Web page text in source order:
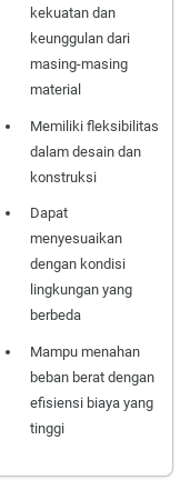
kekuatan dan
keunggulan dari
masing-masing
material
Memiliki fleksibilitas
dalam desain dan
konstruksi
Dapat
menyesuaikan
dengan kondisi
lingkungan yang
berbeda
Mampu menahan
beban berat dengan
efisiensi biaya yang
tinggi